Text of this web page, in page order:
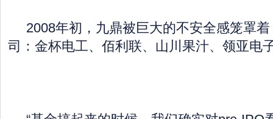
2008年初，九鼎被巨大的不安全感笼罩着
司：金杯电工、佰利联、山川果汁、领亚电